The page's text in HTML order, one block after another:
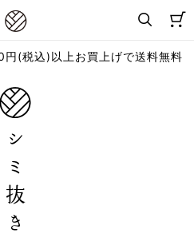
(税込)以上お買上げで送料無料
シミ抜き